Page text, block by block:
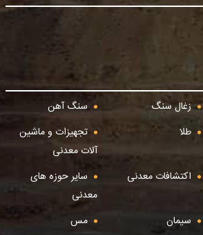
زغال سنگ
سنگ آهن
طلا
تجهیزات و ماشین
آلات معدنی
اکتشافات معدنی
سایر حوزه های
معدنی
سیمان مس